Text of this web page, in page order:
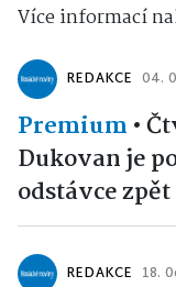
Více informací
REDAKCE 04.
Premium •
Dukovan je
odstávce
REDAKCE 18.